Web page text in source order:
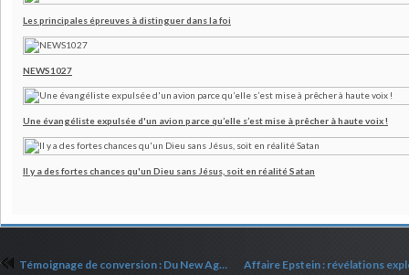
Les principales épreuves à distinguer dans la foi
NEWS1027
Une évangéliste expulsée d'un avion parce qu’elle s’est mise à prêcher à haute voix !
Il y a des fortes chances qu'un Dieu sans Jésus, soit en réalité Satan
Témoignage de conversion : Du New Age à Jésus